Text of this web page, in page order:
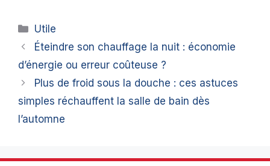
Catégories
Utile
Éteindre son chauffage la nuit : économie
d’énergie ou erreur coûteuse ?
Plus de froid sous la douche : ces astuces
simples réchauffent la salle de bain dès
l’automne